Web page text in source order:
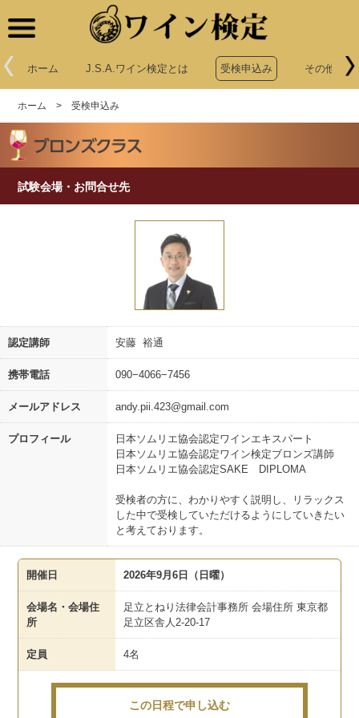
ホーム J.S.A.ワイン検定とは 受検申込み その他申込
ホーム >受検申込み
試験会場・お問合せ先
認定講師 安藤 裕通
携帯電話 090−4066−7456
メールアドレス andy.pii.423@gmail.com
プロフィール
日本ソムリエ協会認定ワインエキスパート
日本ソムリエ協会認定ワイン検定ブロンズ講師
日本ソムリエ協会認定SAKE DIPLOMA
受検者の方に、わかりやすく説明し、リラックス
した中で受検していただけるようにしていきたい
と考えております。
開催日 2026年9月6日（日曜）
会場名・会場住
所
足立とねり法律会計事務所 会場住所 東京都
足立区舎人2-20-17
定員 4名
この日程で申し込む